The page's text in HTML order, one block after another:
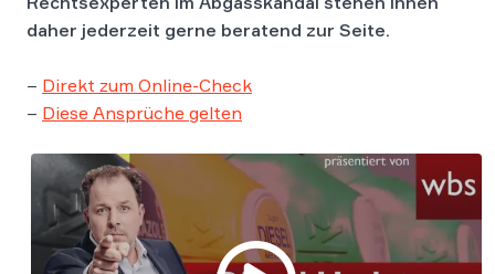
daher jederzeit gerne beratend zur Seite.
– Direkt zum Online-Check
– Diese Ansprüche gelten